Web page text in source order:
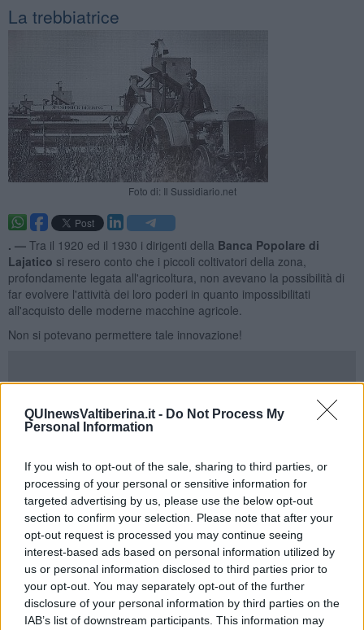
QUInewsValtiberina.it - Do Not Process My
Personal Information
If you wish to opt-out of the sale, sharing to third parties, or
processing of your personal or sensitive information for
targeted advertising by us, please use the below opt-out
section to confirm your selection. Please note that after your
opt-out request is processed you may continue seeing
interest-based ads based on personal information utilized by
us or personal information disclosed to third parties prior to
your opt-out. You may separately opt-out of the further
disclosure of your personal information by third parties on the
IAB’s list of downstream participants. This information may
La trebbiatrice
Foto di: Il Sussidiario.net
. — Tra il 1920 ed il 1930 i dirigenti della Banca Popolare di
Lajatico si resero conto che i piccoli coltivatori della zona,
profondamente legata all'agricoltura, non avevano la possibilità di
far evolvere l'attività dei loro poderi in quanto impossibilitati
all'acquisto delle moderne macchine agricole.
Non si potevano permettere tale innovazione!
Quegli amministratori lungimiranti fecero acquistare dalla Banca
due nuove trebbiatrici; una macchina grande ed una piccola in
Quindi cedettero in uso ai vari soci agricoltori le nuove macchine,
sia a giornata che ad ore, ricevendo in cambio un canone di affitto.
Questa semplice ma fondamentale decisione contribuì allo sviluppo
economico della zona e risollevò le sorti di molte famiglie
contadine.
Chi amministra oggi la stessa banca si chiede cosa può
essere la "trebbiatrice del nuovo millennio".
La risposta che ci siamo dati è la stessa di quasi 100 anni fa: si